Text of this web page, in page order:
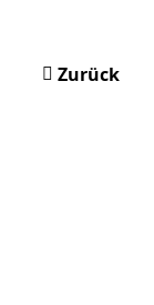
Zurück